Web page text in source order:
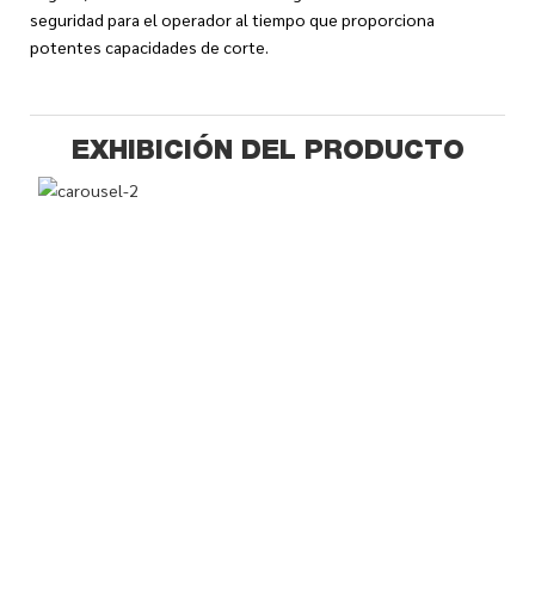
seguridad para el operador al tiempo que proporciona
potentes capacidades de corte.
EXHIBICIÓN DEL PRODUCTO